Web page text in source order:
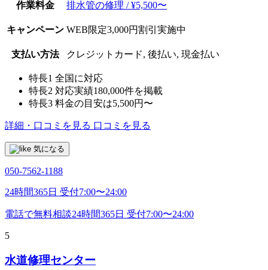
作業料金 排水管の修理 / ¥5,500〜
キャンペーン WEB限定3,000円割引実施中
支払い方法 クレジットカード, 後払い, 現金払い
特長1 全国に対応
特長2 対応実績180,000件を掲載
特長3 料金の目安は5,500円〜
詳細・口コミを見る 口コミを見る
気になる
050-7562-1188
24時間365日 受付7:00〜24:00
電話で無料相談24時間365日 受付7:00〜24:00
5
水道修理センター